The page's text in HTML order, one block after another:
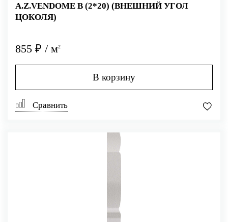
A.Z.VENDOME B (2*20) (ВНЕШНИЙ УГОЛ
ЦОКОЛЯ)
855 ₽ / м2
В корзину
Сравнить